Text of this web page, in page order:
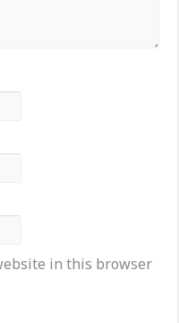
in this browser